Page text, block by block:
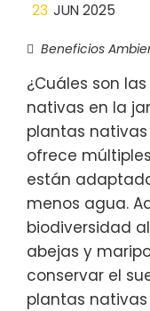
23 JUN 2025
Beneficios
¿Cuáles son
nativas en la
plantas
ofrece
están
menos agua.
biodiversidad
abejas y
conservar el
plantas